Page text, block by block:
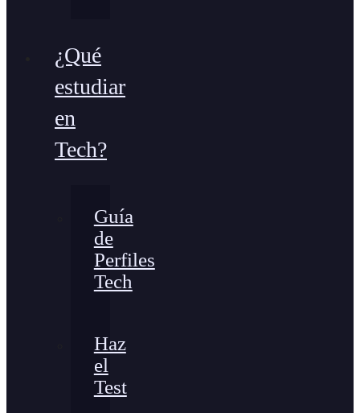
¿Qué
estudiar
en
Tech?
Guía
de
Perfiles
Tech
Haz
el
Test